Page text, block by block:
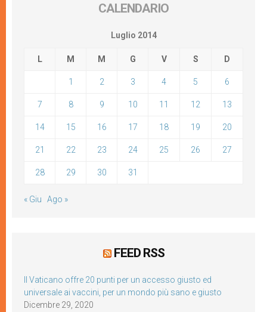
CALENDARIO
Luglio 2014
L M M G V S D
1 2 3 4 5 6
7 8 9 10 11 12 13
14 15 16 17 18 19 20
21 22 23 24 25 26 27
28 29 30 31
« Giu Ago »
FEED RSS
Il Vaticano offre 20 punti per un accesso giusto ed
universale ai vaccini, per un mondo più sano e giusto
Dicembre 29, 2020